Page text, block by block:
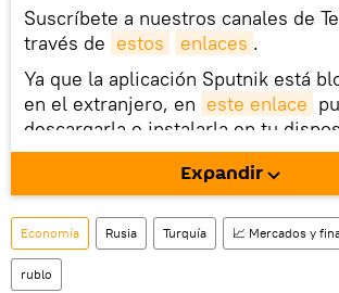
Suscríbete a nuestros canales de
través de estos enlaces .
Ya que la aplicación Sputnik está
en el extranjero, en este enlace
descargarla e instalarla en tu
móvil (¡solo para Android!).
También tenemos una cuenta en
social rusa VK .
Expandir
Economía Rusia Turquía 📈 Mercados y
rublo